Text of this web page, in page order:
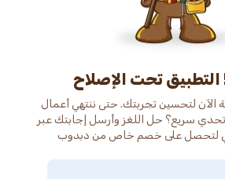
الآن لتحسين تجربتك. حتى ننتهي أعمال
تحدي سريع؟ حل اللغز وأرسل إجابتك عبر